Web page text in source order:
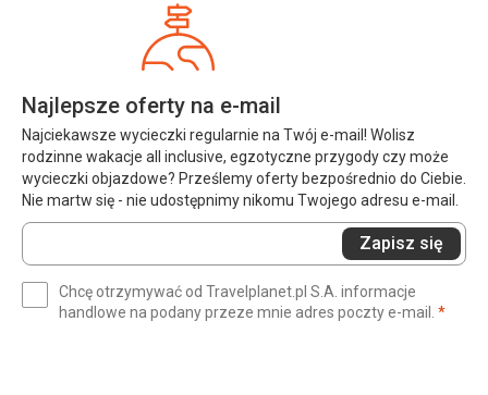
Najlepsze oferty na e-mail
Najciekawsze wycieczki regularnie na Twój e-mail! Wolisz
rodzinne wakacje all inclusive, egzotyczne przygody czy może
wycieczki objazdowe? Prześlemy oferty bezpośrednio do Ciebie.
Nie martw się - nie udostępnimy nikomu Twojego adresu e-mail.
Wprowadź
swój
(wymagane)
Zapisz się
Chcę otrzymywać od Travelplanet.pl S.A. informacje
handlowe na podany przeze mnie adres poczty e-mail. *